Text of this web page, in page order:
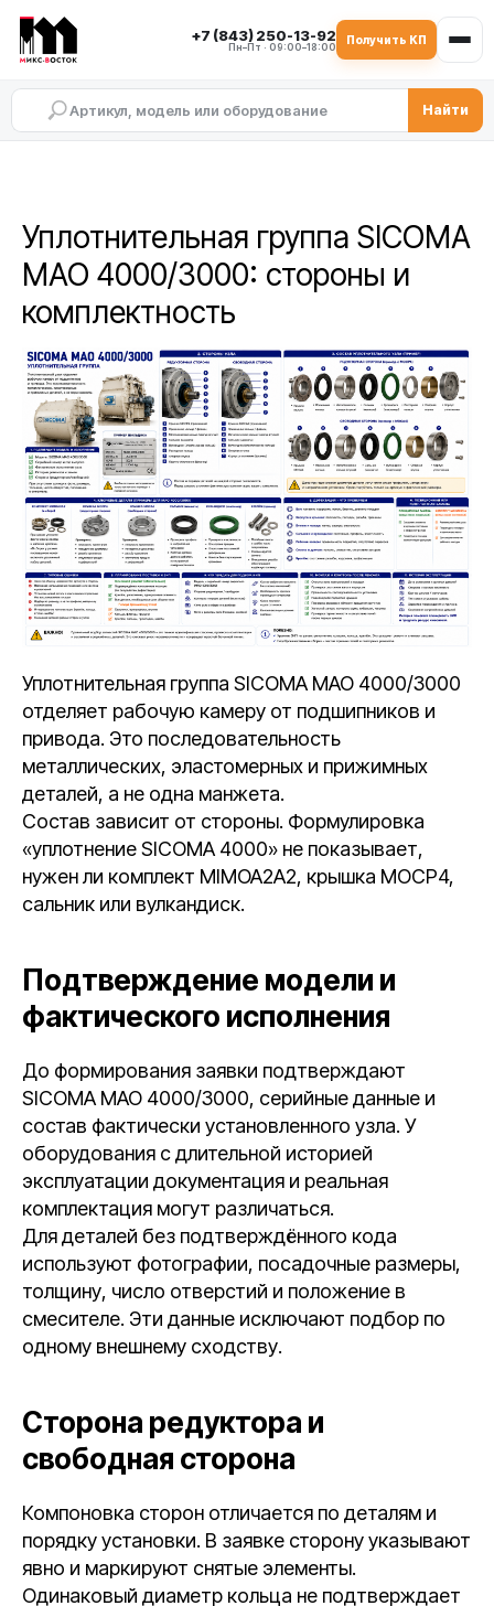
+7 (843) 250-13-92
Пн–Пт · 09:00–18:00
Получить КП
Найти
Уплотнительная группа SICOMA
MAO 4000/3000: стороны и
комплектность
Уплотнительная группа SICOMA MAO 4000/3000
отделяет рабочую камеру от подшипников и
привода. Это последовательность
металлических, эластомерных и прижимных
деталей, а не одна манжета.
Состав зависит от стороны. Формулировка
«уплотнение SICOMA 4000» не показывает,
нужен ли комплект MIMOA2A2, крышка MOCP4,
сальник или вулкандиск.
Подтверждение модели и
фактического исполнения
До формирования заявки подтверждают
SICOMA MAO 4000/3000, серийные данные и
состав фактически установленного узла. У
оборудования с длительной историей
эксплуатации документация и реальная
комплектация могут различаться.
Для деталей без подтверждённого кода
используют фотографии, посадочные размеры,
толщину, число отверстий и положение в
смесителе. Эти данные исключают подбор по
одному внешнему сходству.
Сторона редуктора и
свободная сторона
Компоновка сторон отличается по деталям и
порядку установки. В заявке сторону указывают
явно и маркируют снятые элементы.
Одинаковый диаметр кольца не подтверждает